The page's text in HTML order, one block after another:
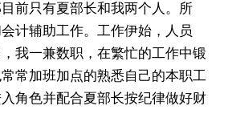
前只有夏部长和我两个人。所
计辅助工作。工作伊始，人员
我一兼数职，在繁忙的工作中锻
常加班加点的熟悉自己的本职工
角色并配合夏部长按纪律做好财